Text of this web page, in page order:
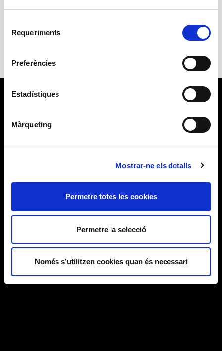
Requeriments
Preferències
Estadístiques
Màrqueting
Mostrar-ne els detalls
Permetre totes les cookies
Permetre la selecció
Només s’utilitzen cookies quan és necessari